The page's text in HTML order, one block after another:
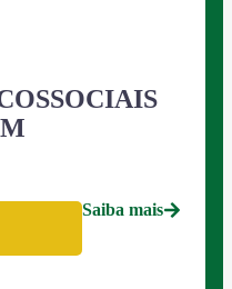
Saiba mais